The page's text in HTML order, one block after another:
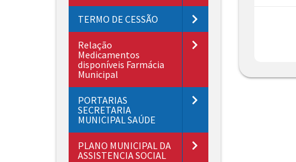
TERMO DE CESSÃO
Relação
Medicamentos
disponíveis Farmácia
Municipal
PORTARIAS
SECRETARIA
MUNICIPAL SAÚDE
PLANO MUNICIPAL DA
ASSISTENCIA SOCIAL